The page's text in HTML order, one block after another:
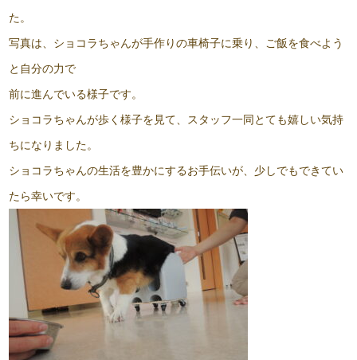
た。
写真は、ショコラちゃんが手作りの車椅子に乗り、ご飯を食べよう
と自分の力で
前に進んでいる様子です。
ショコラちゃんが歩く様子を見て、スタッフ一同とても嬉しい気持
ちになりました。
ショコラちゃんの生活を豊かにするお手伝いが、少しでもできてい
たら幸いです。